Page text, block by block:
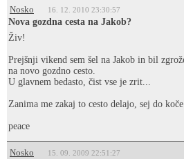
Nosko
16. 12. 2010 23:30:57
Nova gozdna cesta na Jakob?
Živ!
Prejšnji vikend sem šel na Jakob in bil
na novo gozdno cesto.
U glavnem bedasto, čist vse je zrit...
Zanima me zakaj to cesto delajo, sej do
peace
Nosko 15. 09. 2009 22:51:27